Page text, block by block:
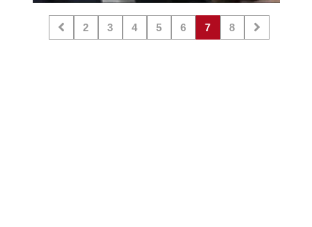
2 3 4 5 6 7 8